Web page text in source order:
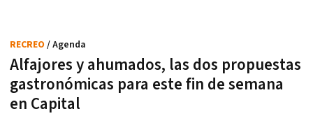
Alfajores y ahumados, las dos propuestas
gastronómicas para este fin de semana
en Capital
RECREO / Agenda